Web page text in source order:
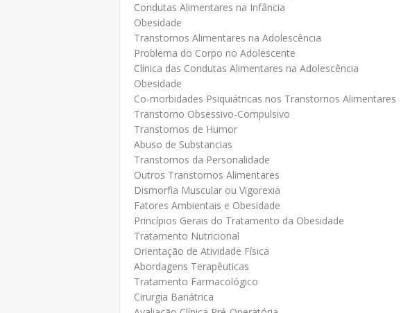
Condutas Alimentares na Infância
Obesidade
Transtornos Alimentares na Adolescência
Problema do Corpo no Adolescente
Clínica das Condutas Alimentares na Adolescência
Obesidade
Co-morbidades Psiquiátricas nos Transtornos Alimentares
Transtorno Obsessivo-Compulsivo
Transtornos de Humor
Abuso de Substancias
Transtornos da Personalidade
Outros Transtornos Alimentares
Dismorfia Muscular ou Vigorexia
Fatores Ambientais e Obesidade
Princípios Gerais do Tratamento da Obesidade
Tratamento Nutricional
Orientação de Atividade Física
Abordagens Terapêuticas
Tratamento Farmacológico
Cirurgia Bariátrica